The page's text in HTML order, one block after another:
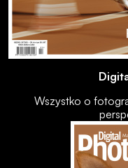
Wszystko o